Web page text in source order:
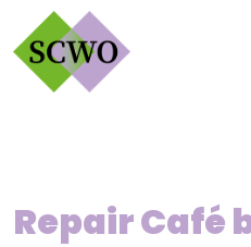
Repair Café